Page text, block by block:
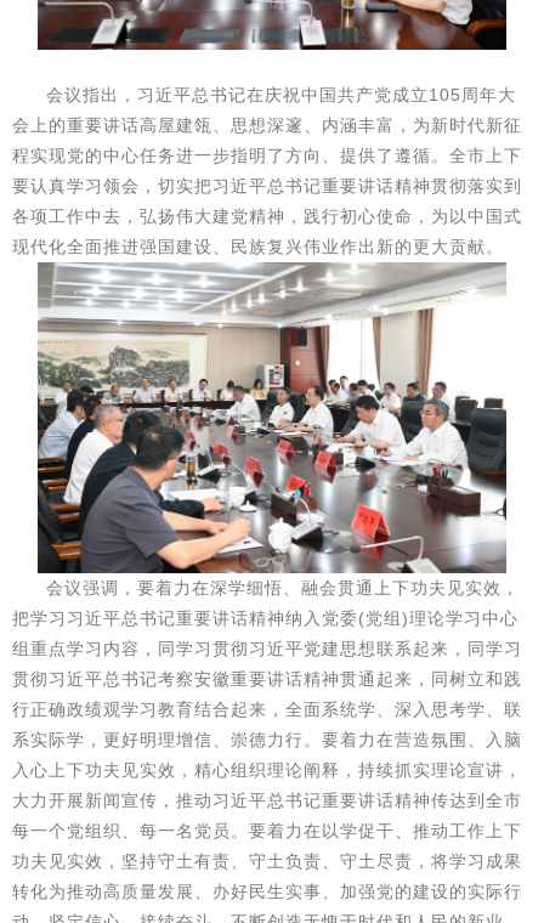
会议指出，习近平总书记在庆祝中国共产党成立105周年大
会上的重要讲话高屋建瓴、思想深邃、内涵丰富，为新时代新征
程实现党的中心任务进一步指明了方向、提供了遵循。全市上下
要认真学习领会，切实把习近平总书记重要讲话精神贯彻落实到
各项工作中去，弘扬伟大建党精神，践行初心使命，为以中国式
现代化全面推进强国建设、民族复兴伟业作出新的更大贡献。
会议强调，要着力在深学细悟、融会贯通上下功夫见实效，
把学习习近平总书记重要讲话精神纳入党委(党组)理论学习中心
组重点学习内容，同学习贯彻习近平党建思想联系起来，同学习
贯彻习近平总书记考察安徽重要讲话精神贯通起来，同树立和践
行正确政绩观学习教育结合起来，全面系统学、深入思考学、联
系实际学，更好明理增信、崇德力行。要着力在营造氛围、入脑
入心上下功夫见实效，精心组织理论阐释，持续抓实理论宣讲，
大力开展新闻宣传，推动习近平总书记重要讲话精神传达到全市
每一个党组织、每一名党员。要着力在以学促干、推动工作上下
功夫见实效，坚持守土有责、守土负责、守土尽责，将学习成果
转化为推动高质量发展、办好民生实事、加强党的建设的实际行